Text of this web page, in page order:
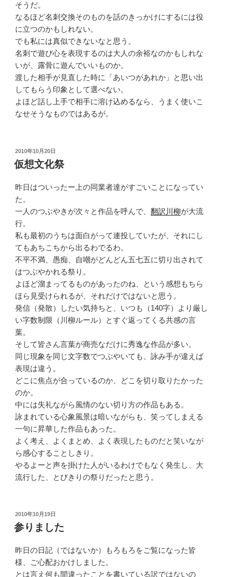
そうだ。
なるほど名刺交換そのものを話のきっかけにするには役
に立つのかもしれない。
でも私には真似できないなと思う。
名刺で遊び心を表現するのは大人の余裕なのかもしれな
いが、露骨に遊んでいいものか。
渡した相手が見直した時に「あいつがあれか」と思い出
してもらう印象として選べない。
よほど話し上手で相手に溶け込めるなら、うまく使いこ
なせそうなものではあるが。
投
稿
日:
2010年10月20日
仮想文化祭
昨日はついったー上の同業者達がすごいことになってい
た。
一人のつぶやきが次々と作品を呼んで、 翻訳川柳が大流
行。
私も最初のうちは面白がって連投していたが、それにし
てもあちこちから出るわでるわ。
不平不満、愚痴、自嘲がどんどん五七五に切り出されて
はつぶやかれる祭り。
よほど溜まってるものがあったのね、という感想もちら
ほら見受けられるが、それだけではないと思う。
発信（発散）したい気持ちと、いつも（140字）より厳し
い字数制限（川柳ルール）とすぐ返ってくる共感の言
葉。
そして皆さん言葉が商売なだけに秀逸な作品が多い。
同じ現象を同じ文字数でつぶやいても、詠み手が違えば
表現は違う。
どこに焦点が合っているのか、どこを切り取りたかった
のか。
中には失礼ながら風情のない切り方の作品もある。
詠まれている心象風景は暗いながらも、笑ってしまえる
一句に昇華した作品もあった。
よく考え、よくまとめ、よく表現したものだと笑いなが
ら感心することしきり。
やるよーと声を掛けた人がいるわけでもなく発生し、大
流行した、とびきりの祭りだったと思う。
投
稿
日:
2010年10月19日
参りました
昨日の日記（ではないか）もろもろをご覧になった皆
様、ご心配おかけしました。
とは言え何も間違ったことを書いている訳ではないの